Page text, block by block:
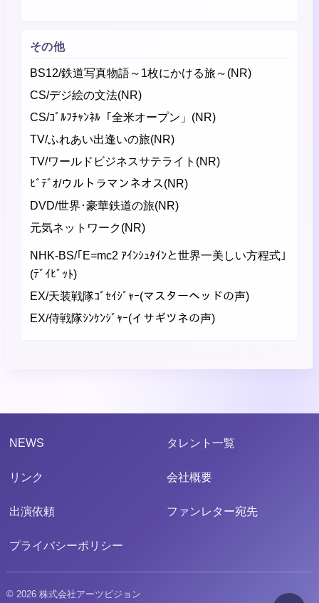
その他
BS12/鉄道写真物語～1枚にかける旅～(NR)
CS/デジ絵の文法(NR)
CS/ｺﾞﾙﾌﾁｬﾝﾈﾙ「全米オープン」(NR)
TV/ふれあい出逢いの旅(NR)
TV/ワールドビジネスサテライト(NR)
ﾋﾞﾃﾞｵ/ウルトラマンネオス(NR)
DVD/世界･豪華鉄道の旅(NR)
元気ネットワーク(NR)
NHK-BS/｢E=mc2 ｱｲﾝｼｭﾀｲﾝと世界一美しい方程式｣
(ﾃﾞｲﾋﾞｯﾄ)
EX/天装戦隊ｺﾞｾｲｼﾞｬｰ(マスターヘッドの声)
EX/侍戦隊ｼﾝｹﾝｼﾞｬｰ(イサギツネの声)
NEWS タレント一覧
リンク 会社概要
出演依頼 ファンレター宛先
プライバシーポリシー
© 2026 株式会社アーツビジョン